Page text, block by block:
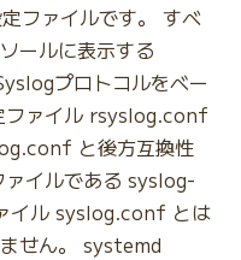
ファイルです。 すべ
ールに表示する
プロトコルをベー
ファイル rsyslog.conf
と後方互換性
イルである syslog-
イル syslog.conf とは
せん。 systemd